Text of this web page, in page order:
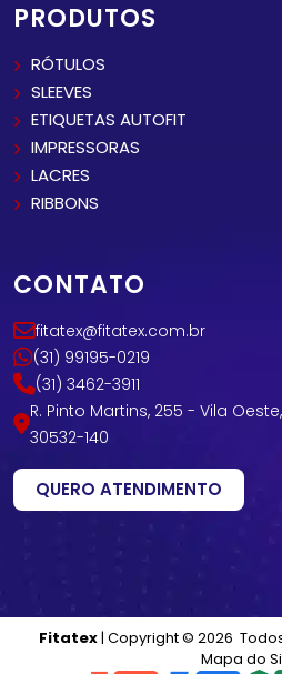
PRODUTOS
RÓTULOS
SLEEVES
ETIQUETAS AUTOFIT
IMPRESSORAS
LACRES
RIBBONS
CONTATO
fitatex@fitatex.com.br
(31) 99195-0219
(31) 3462-3911
R. Pinto Martins, 255 - Vila
30532-140
QUERO ATENDIMENTO
Fitatex| Copyright © 2026
Mapa do